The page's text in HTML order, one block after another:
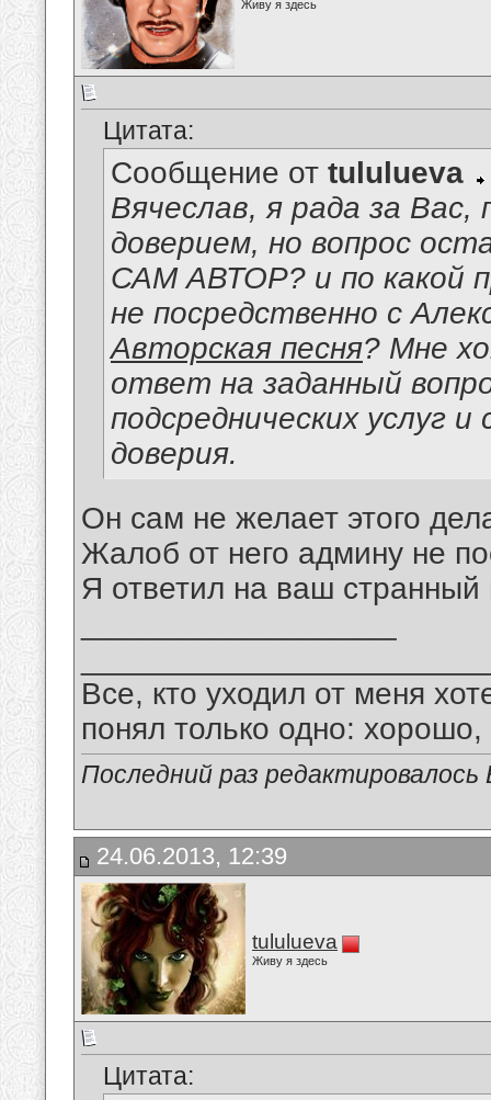
Живу я здесь
Цитата:
Сообщение от tululueva
Вячеслав, я рада за Вас,
доверием, но вопрос
САМ АВТОР? и по какой
не посредственно с
Авторская песня? Мне
ответ на заданный
подсреднических услуг
доверия.
Он сам не желает этого
Жалоб от него админу не
Я ответил на ваш странный
Все, кто уходил от меня
понял только одно:
Последний раз
24.06.2013, 12:39
tululueva
Живу я здесь
Цитата: